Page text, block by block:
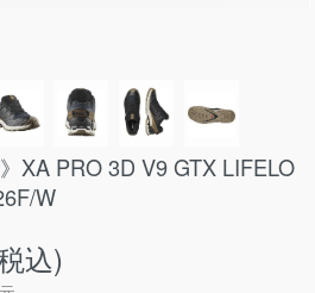
XA PRO 3D V9 GTX LIFELO
W
込)